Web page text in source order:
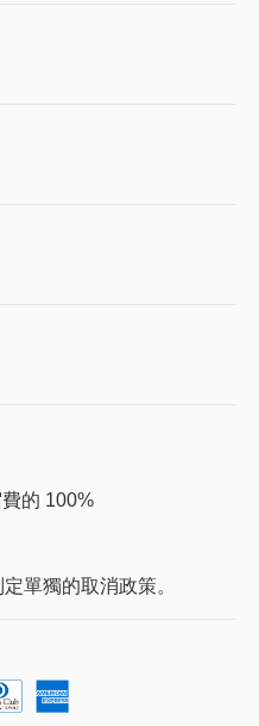
的 100%
單獨的取消政策。